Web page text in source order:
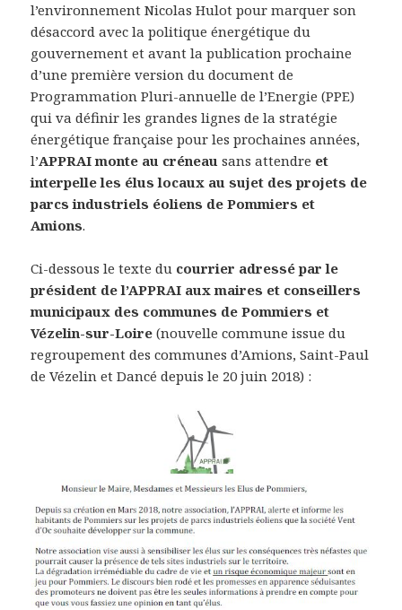
l’environnement Nicolas Hulot pour marquer son
désaccord avec la politique énergétique du
gouvernement et avant la publication prochaine
d’une première version du document de
Programmation Pluri-annuelle de l’Energie (PPE)
qui va définir les grandes lignes de la stratégie
énergétique française pour les prochaines années,
l’APPRAI monte au créneau sans attendre et
interpelle les élus locaux au sujet des projets de
parcs industriels éoliens de Pommiers et
Amions.
Ci-dessous le texte du courrier adressé par le
président de l’APPRAI aux maires et conseillers
municipaux des communes de Pommiers et
Vézelin-sur-Loire (nouvelle commune issue du
regroupement des communes d’Amions, Saint-Paul
de Vézelin et Dancé depuis le 20 juin 2018) :